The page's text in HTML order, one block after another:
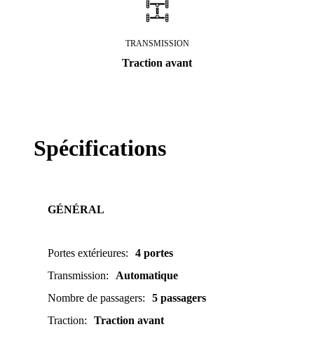
TRANSMISSION
Traction avant
Spécifications
GÉNÉRAL
Portes extérieures:
4 portes
Transmission:
Automatique
Nombre de passagers:
5 passagers
Traction: Traction avant